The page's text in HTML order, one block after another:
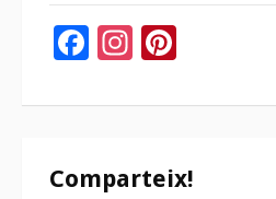
Facebook
Instagram
Comparteix!